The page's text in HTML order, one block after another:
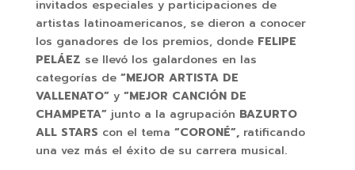
invitados especiales y participaciones de
artistas latinoamericanos, se dieron a conocer
los ganadores de los premios, donde FELIPE
PELÁEZ se llevó los galardones en las
categorías de “MEJOR ARTISTA DE
VALLENATO” y “MEJOR CANCIÓN DE
CHAMPETA” junto a la agrupación BAZURTO
ALL STARS con el tema “CORONÉ”,ratificando
una vez más el éxito de su carrera musical.